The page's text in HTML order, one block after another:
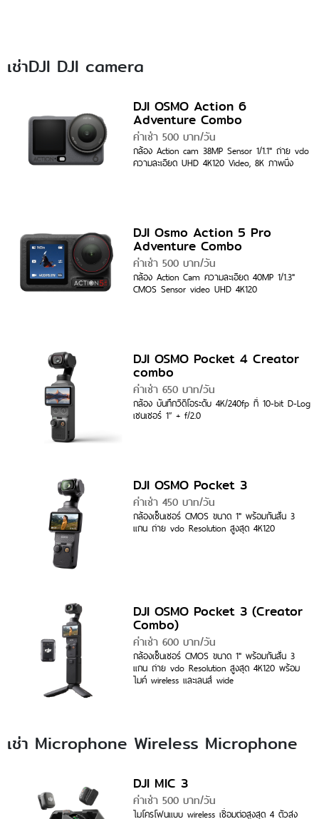
เช่าDJI DJI camera
DJI OSMO Action 6
Adventure Combo
ค่าเช่า 500 บาท/วัน
กล้อง Action cam 38MP Sensor 1/1.1" ถ่าย vdo
ความละเอียด UHD 4K120 Video, 8K ภาพนิ่ง
DJI Osmo Action 5 Pro
Adventure Combo
ค่าเช่า 500 บาท/วัน
กล้อง Action Cam ความละเอียด 40MP 1/1.3"
CMOS Sensor video UHD 4K120
DJI OSMO Pocket 4 Creator
combo
ค่าเช่า 650 บาท/วัน
กล้อง บันทึกวิดีโอระดับ 4K/240fp ที่ 10-bit D-Log
เซนเซอร์ 1″ + f/2.0
DJI OSMO Pocket 3
ค่าเช่า 450 บาท/วัน
กล้องเซ็นเซอร์ CMOS ขนาด 1" พร้อมกันสั่น 3
แกน ถ่าย vdo Resolution สูงสุด 4K120
DJI OSMO Pocket 3 (Creator
Combo)
ค่าเช่า 600 บาท/วัน
กล้องเซ็นเซอร์ CMOS ขนาด 1" พร้อมกันสั่น 3
แกน ถ่าย vdo Resolution สูงสุด 4K120 พร้อม
ไมค์ wireless และเลนส์ wide
เช่า Microphone Wireless Microphone
DJI MIC 3
ค่าเช่า 500 บาท/วัน
ไมโครโฟนแบบ wireless เชื่อมต่อสูงสุด 4 ตัวส่ง